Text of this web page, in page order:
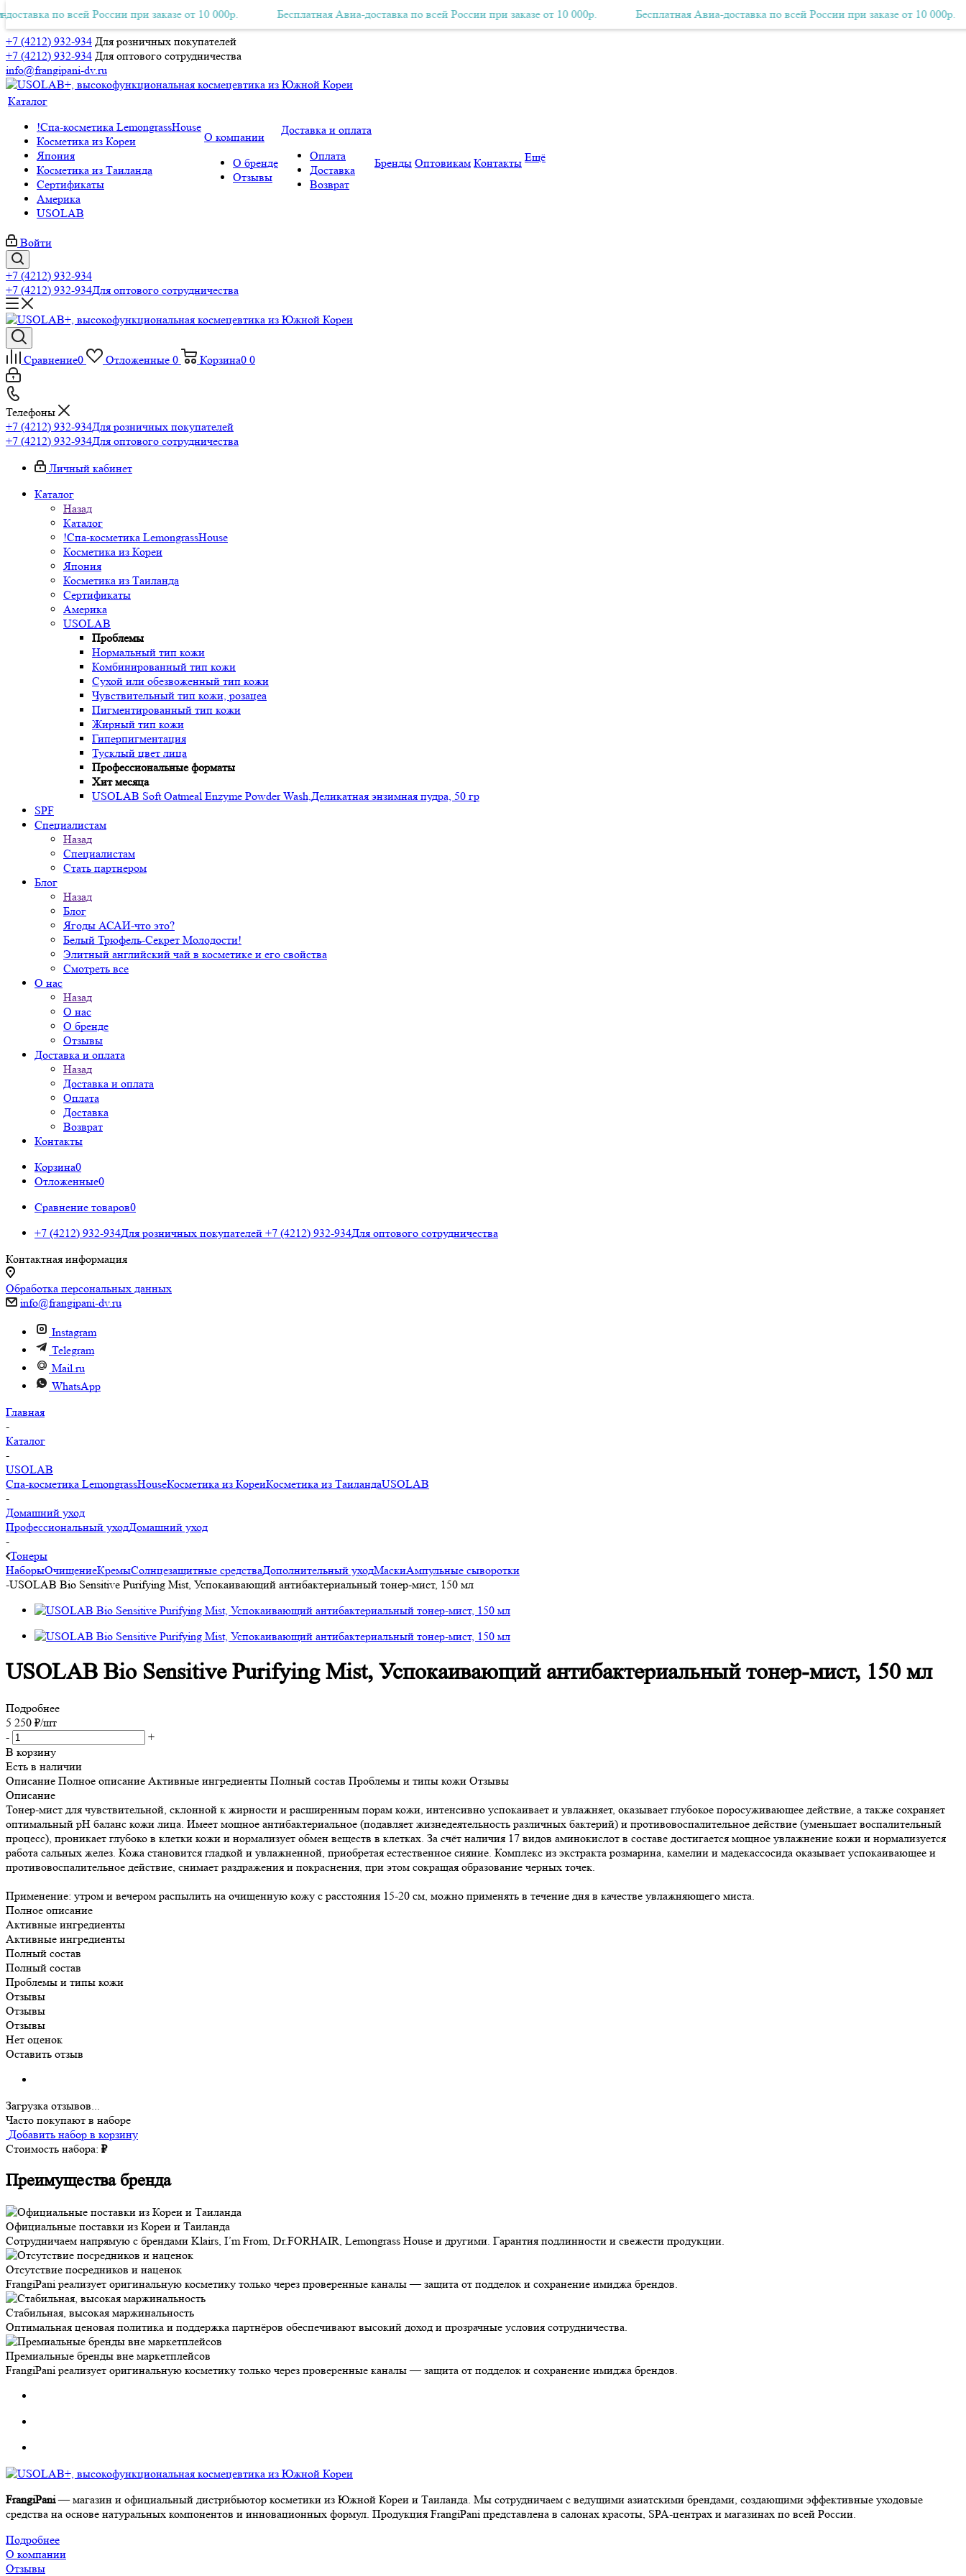
+7 (4212) 932-934 Для розничных покупателей
+7 (4212) 932-934 Для оптового сотрудничества
info@frangipani-dv.ru
Авиа-доставка по всей России при заказе от 10 000р. Бесплатная Авиа-доставка по всей России при заказе от 10 000р. Бесплатная Авиа-доставка по всей России при заказе от
по всей России при заказе от 10 000р. Бесплатная Авиа-доставка по всей России при заказе от 10 000р. Бесплатная Авиа-доставка по всей России при заказе от 10 000р.
Каталог
!Спа-косметика LemongrassHouse
Косметика из Кореи
Япония
Косметика из Таиланда
Сертификаты
Америка
USOLAB
О компании
О бренде
Отзывы
Доставка и оплата
Оплата
Доставка
Возврат
Бренды Оптовикам Контакты Ещё
Войти
+7 (4212) 932-934
+7 (4212) 932-934Для оптового сотрудничества
Сравнение0 Отложенные 0 Корзина0 0
Телефоны
+7 (4212) 932-934Для розничных покупателей
+7 (4212) 932-934Для оптового сотрудничества
Личный кабинет
Каталог
Назад
Каталог
!Спа-косметика LemongrassHouse
Косметика из Кореи
Япония
Косметика из Таиланда
Сертификаты
Америка
USOLAB
Проблемы
Нормальный тип кожи
Комбинированный тип кожи
Сухой или обезвоженный тип кожи
Чувствительный тип кожи, розацеа
Пигментированный тип кожи
Жирный тип кожи
Гиперпигментация
Тусклый цвет лица
Профессиональные форматы
Хит месяца
USOLAB Soft Oatmeal Enzyme Powder Wash,Деликатная энзимная пудра, 50 гр
SPF
Специалистам
Назад
Специалистам
Стать партнером
Блог
Назад
Блог
Ягоды АСАИ-что это?
Белый Трюфель-Секрет Молодости!
Элитный английский чай в косметике и его свойства
Смотреть все
О нас
Назад
О нас
О бренде
Отзывы
Доставка и оплата
Назад
Доставка и оплата
Оплата
Доставка
Возврат
Контакты
Корзина0
Отложенные0
Сравнение товаров0
+7 (4212) 932-934Для розничных покупателей +7 (4212) 932-934Для оптового сотрудничества
Контактная информация
Обработка персональных данных
info@frangipani-dv.ru
Instagram
Telegram
Mail.ru
WhatsApp
Главная
-
Каталог
-
USOLAB
Спа-косметика LemongrassHouseКосметика из КореиКосметика из ТаиландаUSOLAB
-
Домашний уход
Профессиональный уходДомашний уход
-
Тонеры
НаборыОчищениеКремыСолнцезащитные средстваДополнительный уходМаскиАмпульные сыворотки
-USOLAB Bio Sensitive Purifying Mist, Успокаивающий антибактериальный тонер-мист, 150 мл
USOLAB Bio Sensitive Purifying Mist, Успокаивающий антибактериальный тонер-мист, 150 мл
Подробнее
5 250 ₽/шт
-
+
В корзину
Есть в наличии
Описание Полное описание Активные ингредиенты Полный состав Проблемы и типы кожи Отзывы
Описание
Тонер-мист для чувствительной, склонной к жирности и расширенным порам кожи, интенсивно успокаивает и увлажняет, оказывает глубокое поросуживающее действие, а также сохраняет
оптимальный pH баланс кожи лица. Имеет мощное антибактериальное (подавляет жизнедеятельность различных бактерий) и противовоспалительное действие (уменьшает воспалительный
процесс), проникает глубоко в клетки кожи и нормализует обмен веществ в клетках. За счёт наличия 17 видов аминокислот в составе достигается мощное увлажнение кожи и нормализуется
работа сальных желез. Кожа становится гладкой и увлажненной, приобретая естественное сияние. Комплекс из экстракта розмарина, камелии и мадекассосида оказывает успокаивающее и
противовоспалительное действие, снимает раздражения и покраснения, при этом сокращая образование черных точек.
Применение: утром и вечером распылить на очищенную кожу с расстояния 15-20 см, можно применять в течение дня в качестве увлажняющего миста.
Полное описание
Активные ингредиенты
Активные ингредиенты
Полный состав
Полный состав
Проблемы и типы кожи
Отзывы
Отзывы
Отзывы
Нет оценок
Оставить отзыв
Загрузка отзывов...
Часто покупают в наборе
Добавить набор в корзину
Стоимость набора: ₽
Преимущества бренда
Официальные поставки из Кореи и Таиланда
Сотрудничаем напрямую с брендами Klairs, I’m From, Dr.FORHAIR, Lemongrass House и другими. Гарантия подлинности и свежести продукции.
Отсутствие посредников и наценок
FrangiPani реализует оригинальную косметику только через проверенные каналы — защита от подделок и сохранение имиджа брендов.
Стабильная, высокая маржинальность
Оптимальная ценовая политика и поддержка партнёров обеспечивают высокий доход и прозрачные условия сотрудничества.
Премиальные бренды вне маркетплейсов
FrangiPani реализует оригинальную косметику только через проверенные каналы — защита от подделок и сохранение имиджа брендов.
FrangiPani— магазин и официальный дистрибьютор косметики из Южной Кореи и Таиланда. Мы сотрудничаем с ведущими азиатскими брендами, создающими эффективные уходовые
средства на основе натуральных компонентов и инновационных формул. Продукция FrangiPani представлена в салонах красоты, SPA-центрах и магазинах по всей России.
Подробнее
О компании
Отзывы